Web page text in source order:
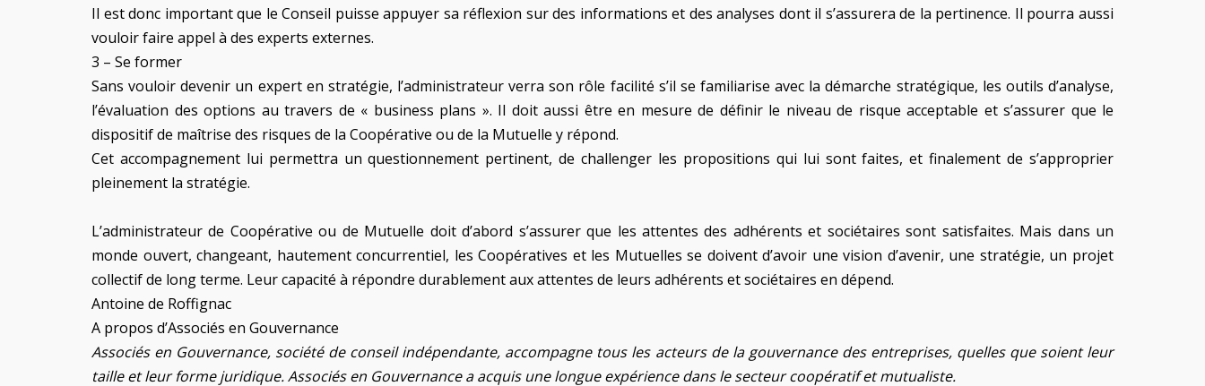
Il est donc important que le Conseil puisse appuyer sa réflexion sur des informations et des analyses dont il s’assurera de la pertinence. Il pourra aussi
vouloir faire appel à des experts externes.
3 – Se former
Sans vouloir devenir un expert en stratégie, l’administrateur verra son rôle facilité s’il se familiarise avec la démarche stratégique, les outils d’analyse,
l’évaluation des options au travers de « business plans ». Il doit aussi être en mesure de définir le niveau de risque acceptable et s’assurer que le
dispositif de maîtrise des risques de la Coopérative ou de la Mutuelle y répond.
Cet accompagnement lui permettra un questionnement pertinent, de challenger les propositions qui lui sont faites, et finalement de s’approprier
pleinement la stratégie.
L’administrateur de Coopérative ou de Mutuelle doit d’abord s’assurer que les attentes des adhérents et sociétaires sont satisfaites. Mais dans un
monde ouvert, changeant, hautement concurrentiel, les Coopératives et les Mutuelles se doivent d’avoir une vision d’avenir, une stratégie, un projet
collectif de long terme. Leur capacité à répondre durablement aux attentes de leurs adhérents et sociétaires en dépend.
Antoine de Roffignac
A propos d’Associés en Gouvernance
Associés en Gouvernance, société de conseil indépendante, accompagne tous les acteurs de la gouvernance des entreprises, quelles que soient leur
taille et leur forme juridique. Associés en Gouvernance a acquis une longue expérience dans le secteur coopératif et mutualiste.